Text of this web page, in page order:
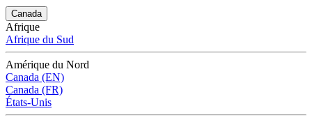
Canada
Afrique
Afrique du Sud
Amérique du Nord
Canada (EN)
Canada (FR)
États-Unis